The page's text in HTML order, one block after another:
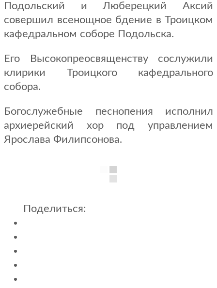
Подольский и Люберецкий Аксий
совершил всенощное бдение в Троицком
кафедральном соборе Подольска.
Его Высокопреосвященству сослужили
клирики Троицкого кафедрального
собора.
Богослужебные песнопения исполнил
архиерейский хор под управлением
Ярослава Филипсонова.
Поделиться: